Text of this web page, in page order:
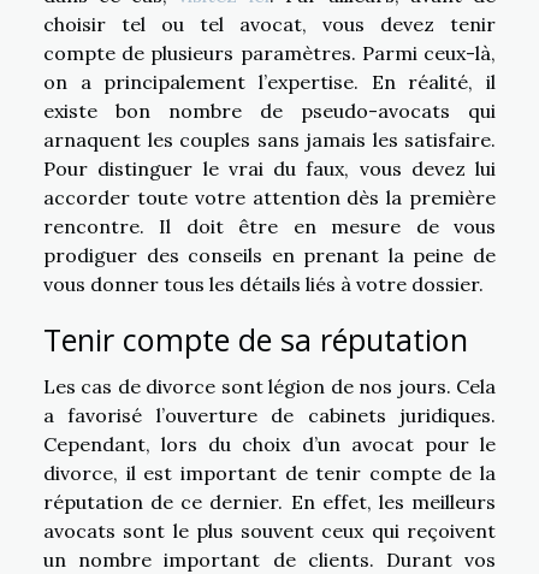
choisir tel ou tel avocat, vous devez tenir
compte de plusieurs paramètres. Parmi ceux-là,
on a principalement l’expertise. En réalité, il
existe bon nombre de pseudo-avocats qui
arnaquent les couples sans jamais les satisfaire.
Pour distinguer le vrai du faux, vous devez lui
accorder toute votre attention dès la première
rencontre. Il doit être en mesure de vous
prodiguer des conseils en prenant la peine de
vous donner tous les détails liés à votre dossier.
Tenir compte de sa réputation
Les cas de divorce sont légion de nos jours. Cela
a favorisé l’ouverture de cabinets juridiques.
Cependant, lors du choix d’un avocat pour le
divorce, il est important de tenir compte de la
réputation de ce dernier. En effet, les meilleurs
avocats sont le plus souvent ceux qui reçoivent
un nombre important de clients. Durant vos